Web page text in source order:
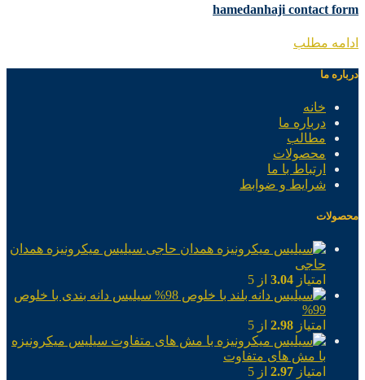
hamedanhaji contact form
ادامه مطلب
درباره ما
خانه
درباره ما
مطالب
محصولات
ارتباط با ما
شرایط و ضوابط
محصولات
سیلیس میکرونیزه همدان
حاجی
امتیاز 3.04 از 5
سیلیس دانه بندی با خلوص
99%
امتیاز 2.98 از 5
سیلیس میکرونیزه
با مش های متفاوت
امتیاز 2.97 از 5